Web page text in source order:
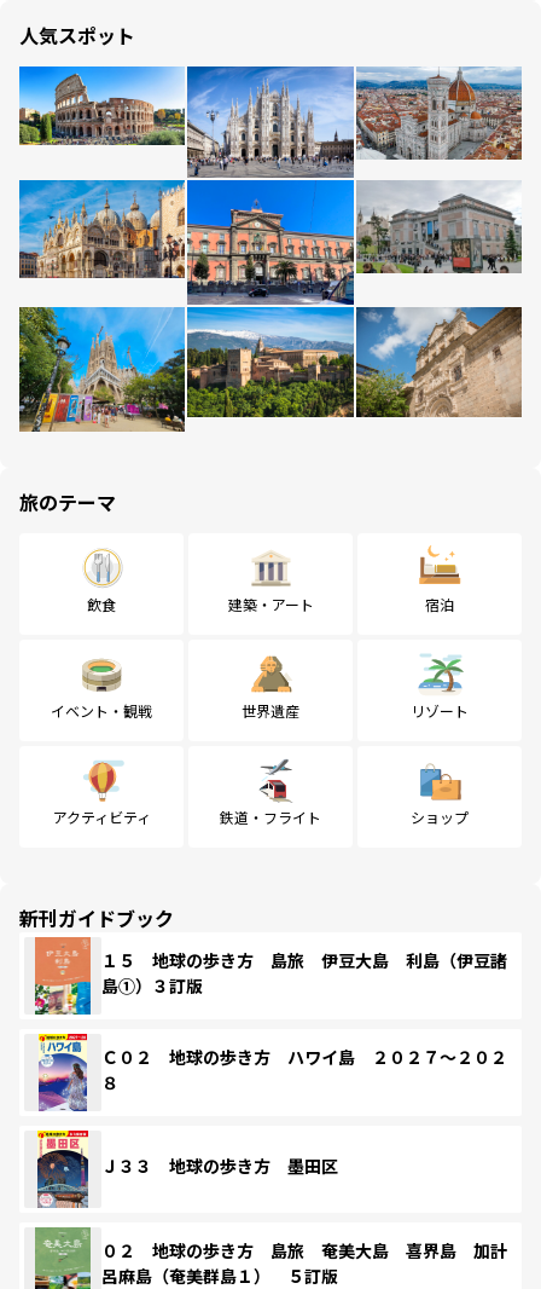
人気スポット
旅のテーマ
飲食 建築・アート 宿泊
イベント・観戦 世界遺産 リゾート
アクティビティ 鉄道・フライト ショップ
新刊ガイドブック
１５ 地球の歩き方 島旅 伊豆大島 利島（伊豆諸
島①）３訂版
Ｃ０２ 地球の歩き方 ハワイ島 ２０２７～２０２
８
Ｊ３３ 地球の歩き方 墨田区
０２ 地球の歩き方 島旅 奄美大島 喜界島 加計
呂麻島（奄美群島１） ５訂版